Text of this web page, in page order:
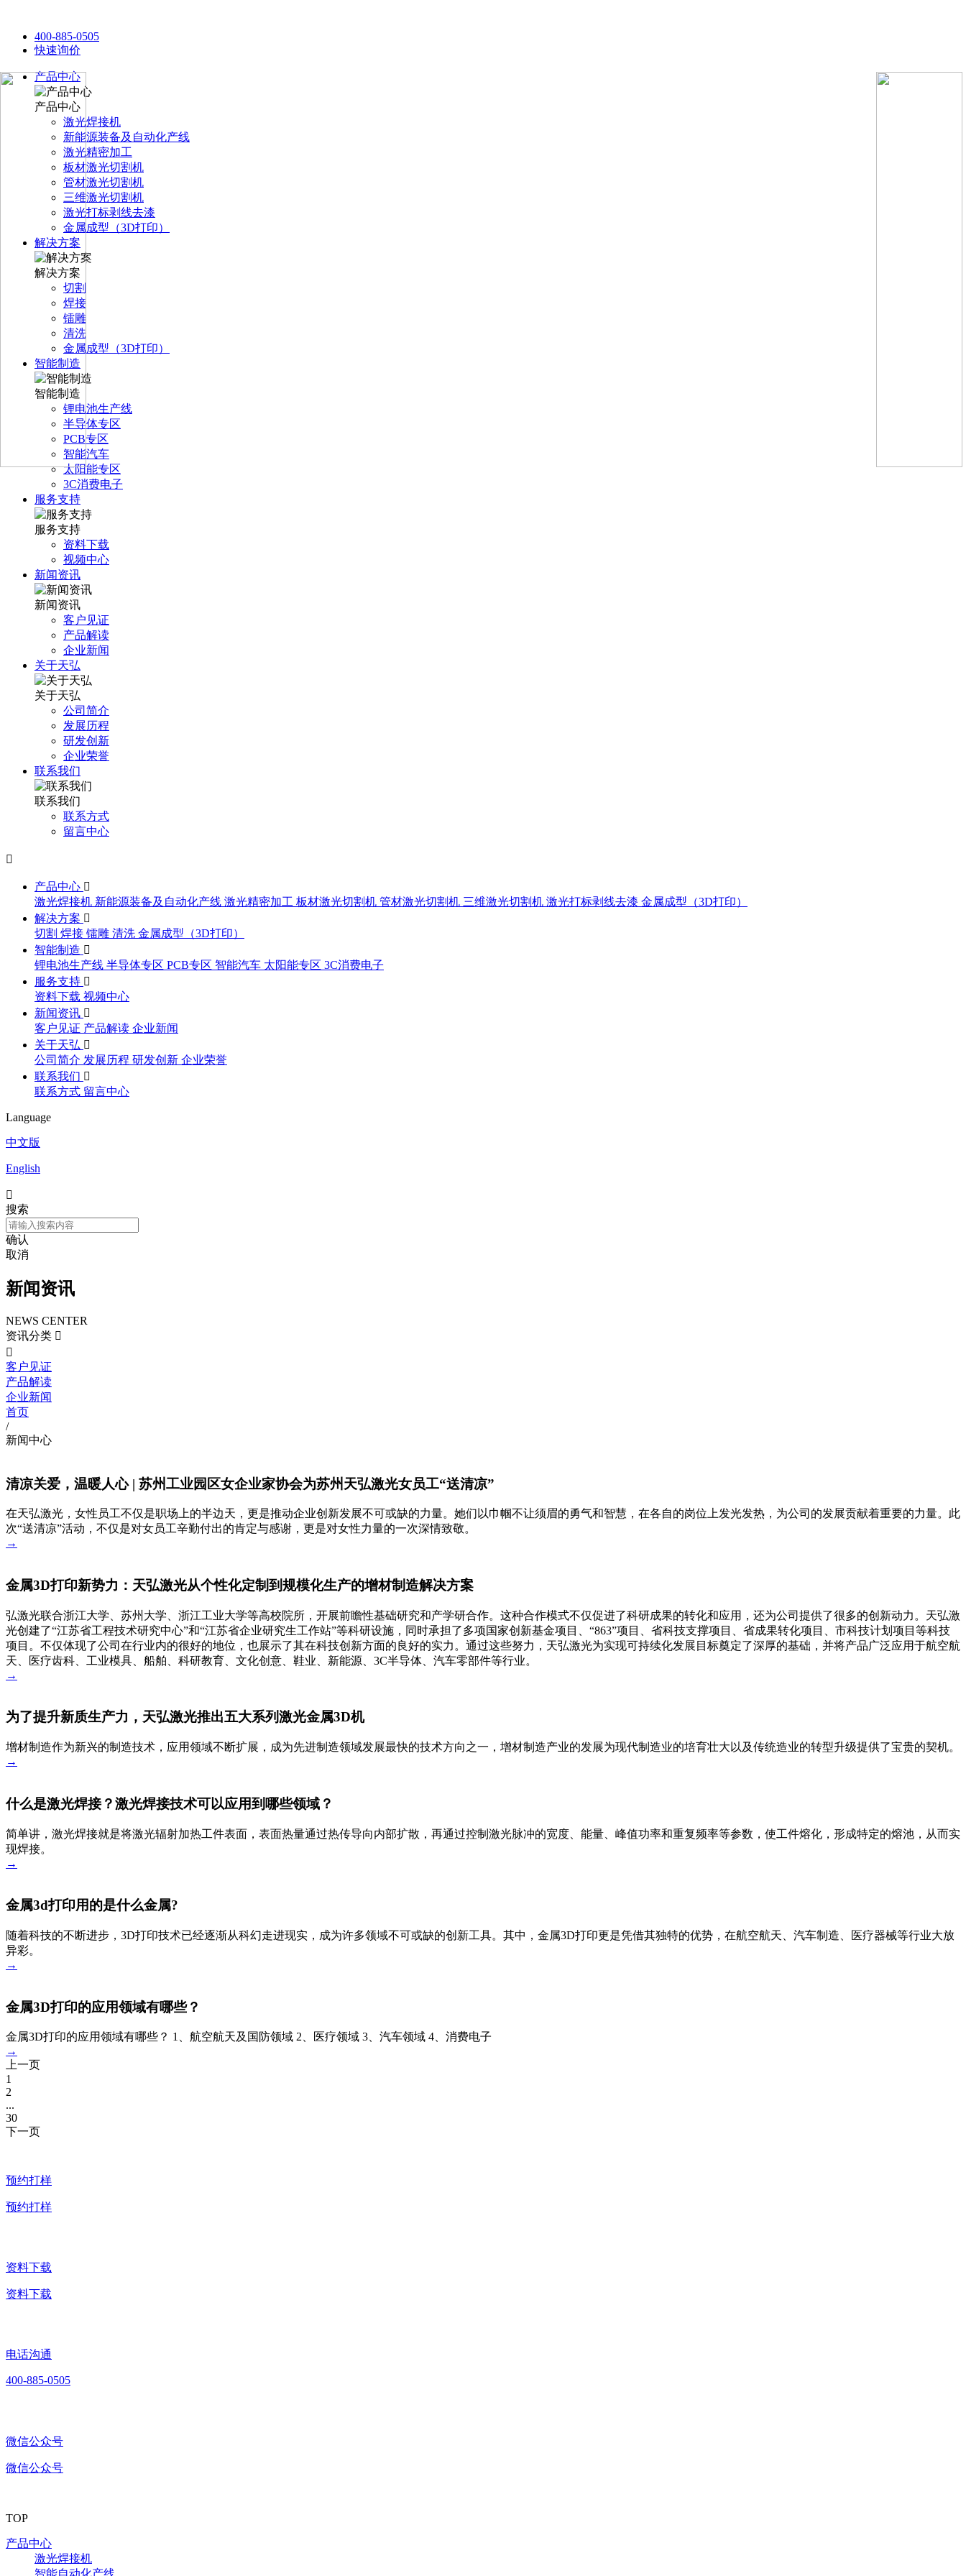
400-885-0505
快速询价
产品中心
产品中心
激光焊接机
新能源装备及自动化产线
激光精密加工
板材激光切割机
管材激光切割机
三维激光切割机
激光打标剥线去漆
金属成型（3D打印）
解决方案
解决方案
切割
焊接
镭雕
清洗
金属成型（3D打印）
智能制造
智能制造
锂电池生产线
半导体专区
PCB专区
智能汽车
太阳能专区
3C消费电子
服务支持
服务支持
资料下载
视频中心
新闻资讯
新闻资讯
客户见证
产品解读
企业新闻
关于天弘
关于天弘
公司简介
发展历程
研发创新
企业荣誉
联系我们
联系我们
联系方式
留言中心

产品中心 
激光焊接机 新能源装备及自动化产线 激光精密加工 板材激光切割机 管材激光切割机 三维激光切割机 激光打标剥线去漆 金属成型（3D打印）
解决方案 
切割 焊接 镭雕 清洗 金属成型（3D打印）
智能制造 
锂电池生产线 半导体专区 PCB专区 智能汽车 太阳能专区 3C消费电子
服务支持 
资料下载 视频中心
新闻资讯 
客户见证 产品解读 企业新闻
关于天弘 
公司简介 发展历程 研发创新 企业荣誉
联系我们 
联系方式 留言中心
Language
中文版
English

搜索
确认
取消
新闻资讯
NEWS CENTER
资讯分类 

客户见证
产品解读
企业新闻
首页
/
新闻中心
清凉关爱，温暖人心 | 苏州工业园区女企业家协会为苏州天弘激光女员工“送清凉”
在天弘激光，女性员工不仅是职场上的半边天，更是推动企业创新发展不可或缺的力量。她们以巾帼不让须眉的勇气和智慧，在各自的岗位上发光发热，为公司的发展贡献着重要的力量。此
次“送清凉”活动，不仅是对女员工辛勤付出的肯定与感谢，更是对女性力量的一次深情致敬。
→
金属3D打印新势力：天弘激光从个性化定制到规模化生产的增材制造解决方案
弘激光联合浙江大学、苏州大学、浙江工业大学等高校院所，开展前瞻性基础研究和产学研合作。这种合作模式不仅促进了科研成果的转化和应用，还为公司提供了很多的创新动力。天弘激
光创建了“江苏省工程技术研究中心”和“江苏省企业研究生工作站”等科研设施，同时承担了多项国家创新基金项目、“863”项目、省科技支撑项目、省成果转化项目、市科技计划项目等科技
项目。不仅体现了公司在行业内的很好的地位，也展示了其在科技创新方面的良好的实力。通过这些努力，天弘激光为实现可持续化发展目标奠定了深厚的基础，并将产品广泛应用于航空航
天、医疗齿科、工业模具、船舶、科研教育、文化创意、鞋业、新能源、3C半导体、汽车零部件等行业。
→
为了提升新质生产力，天弘激光推出五大系列激光金属3D机
增材制造作为新兴的制造技术，应用领域不断扩展，成为先进制造领域发展最快的技术方向之一，增材制造产业的发展为现代制造业的培育壮大以及传统造业的转型升级提供了宝贵的契机。
→
什么是激光焊接？激光焊接技术可以应用到哪些领域？
简单讲，激光焊接就是将激光辐射加热工件表面，表面热量通过热传导向内部扩散，再通过控制激光脉冲的宽度、能量、峰值功率和重复频率等参数，使工件熔化，形成特定的熔池，从而实
现焊接。
→
金属3d打印用的是什么金属?
随着科技的不断进步，3D打印技术已经逐渐从科幻走进现实，成为许多领域不可或缺的创新工具。其中，金属3D打印更是凭借其独特的优势，在航空航天、汽车制造、医疗器械等行业大放
异彩。
→
金属3D打印的应用领域有哪些？
金属3D打印的应用领域有哪些？ 1、航空航天及国防领域 2、医疗领域 3、汽车领域 4、消费电子
→
上一页
1
2
...
30
下一页
预约打样
预约打样
资料下载
资料下载
电话沟通
400-885-0505
微信公众号
微信公众号
TOP
产品中心
激光焊接机